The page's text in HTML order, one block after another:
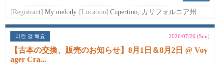
[Registrant] My melody [Location] Cupertino, カリフォルニア州
이런 걸 해요 2026/07/26 (Sun)
【古本の交換、販売のお知らせ】8月1日＆8月2日 @ Voy
ager Cra...